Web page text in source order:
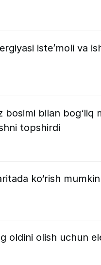
iste’moli va
bosimi bilan bog‘liq
topshirdi
ko‘rish mumkin
oldini olish uchun